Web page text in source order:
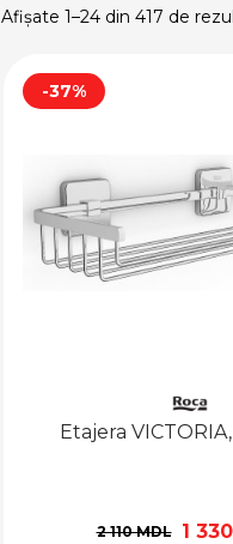
Afișate 1–24 din 417 de
-37%
Etajera
2 110 MDL 1